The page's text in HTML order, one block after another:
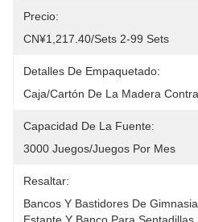
Precio:
CN¥1,217.40/sets 2-99 Sets
Detalles De Empaquetado:
Caja/cartón De La Madera
Capacidad De La Fuente:
3000 Juegos/juegos Por Mes
Resaltar:
Bancos Y Bastidores De Gimnasia